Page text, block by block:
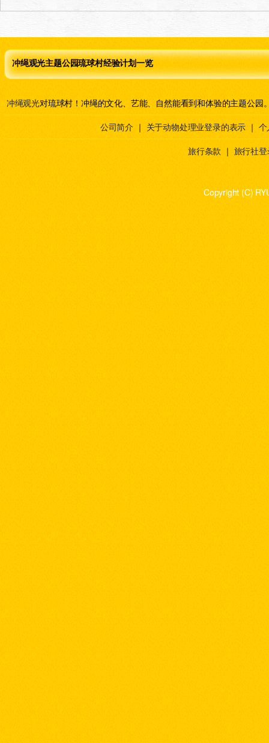
冲绳观光主题公园琉球村经验计划一览
冲绳观光对琉球村！冲绳的文化、艺能、自然能看到和体验的主题公园
公司简介 ｜ 关于动物处理业登录的表示 ｜
旅行条款 ｜ 旅行社
Copyright (C)